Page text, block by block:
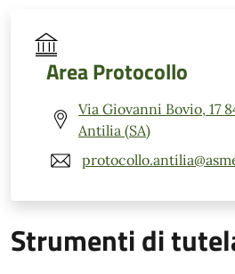
Area Protocollo
Via Giovanni Bovio, 17
Antilia (SA)
Strumenti di